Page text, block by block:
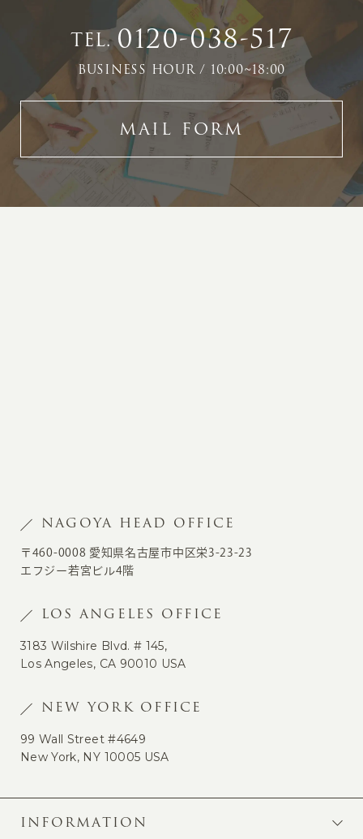
TEL.0120-038-517
BUSINESS HOUR / 10:00~18:00
MAIL FORM
NAGOYA HEAD OFFICE
〒460-0008 愛知県名古屋市中区栄3-23-23
エフジー若宮ビル4階
LOS ANGELES OFFICE
3183 Wilshire Blvd. # 145,
Los Angeles, CA 90010 USA
NEW YORK OFFICE
99 Wall Street #4649
New York, NY 10005 USA
INFORMATION